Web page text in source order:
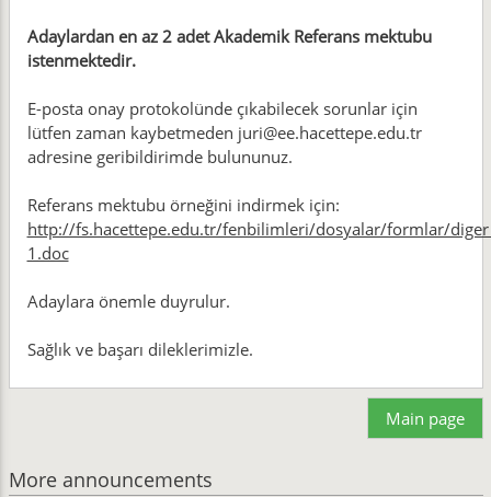
Adaylardan en az 2 adet Akademik Referans mektubu
istenmektedir.
E-posta onay protokolünde çıkabilecek sorunlar için
lütfen zaman kaybetmeden juri@ee.hacettepe.edu.tr
adresine geribildirimde bulununuz.
Referans mektubu örneğini indirmek için:
http://fs.hacettepe.edu.tr/fenbilimleri/dosyalar/formlar/
1.doc
Adaylara önemle duyrulur.
Sağlık ve başarı dileklerimizle.
Main page
More announcements